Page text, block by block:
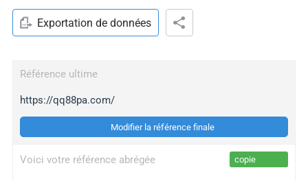
Exportation de données
Référence ultime
https://qq88pa.com/
Modifier la référence finale
Voici votre référence abrégée copie